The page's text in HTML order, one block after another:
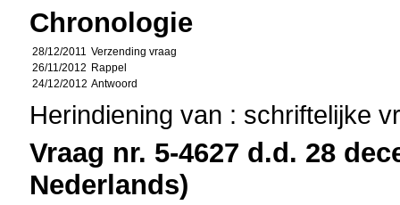
Chronologie
28/12/2011 Verzending vraag
26/11/2012 Rappel
24/12/2012 Antwoord
Herindiening van : schriftelijke
Vraag nr. 5-4627 d.d. 28
Nederlands)